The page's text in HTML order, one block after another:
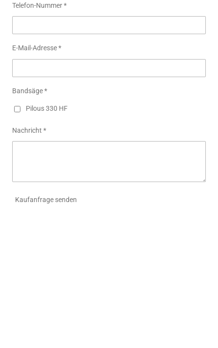
Telefon-Nummer *
E-Mail-Adresse *
Bandsäge *
Pilous 330 HF
Nachricht *
Kaufanfrage senden